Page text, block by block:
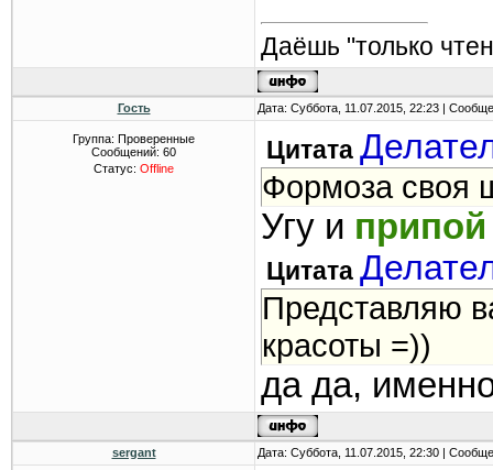
Даёшь "только
Гость Дата: Суббота, 11.07.2015, 22:23 |
Группа: Проверенные
Сообщений: 60
Статус: Offline
Цитата
Формоза своя
Угу и припой
Цитата
Представляю
красоты =))
да да,
sergant Дата: Суббота, 11.07.2015, 22:30 |